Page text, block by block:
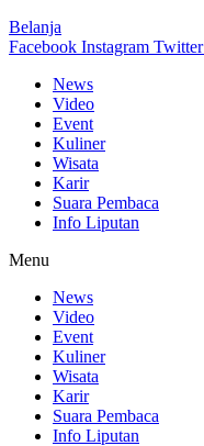
Belanja
Facebook Instagram Twitter
News
Video
Event
Kuliner
Wisata
Karir
Suara Pembaca
Info Liputan
Menu
News
Video
Event
Kuliner
Wisata
Karir
Suara Pembaca
Info Liputan